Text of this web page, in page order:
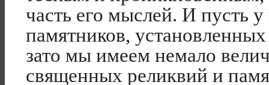
часть его мыслей. И пусть
памятников,
зато мы имеем немало
священных реликвий и